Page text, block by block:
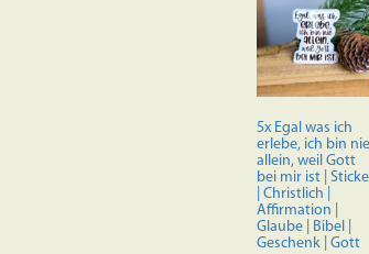
5x Egal was ich
erlebe, ich bin nie
allein, weil Gott
bei mir ist |
| Christlich |
Affirmation |
Glaube | Bibel |
Geschenk | Gott